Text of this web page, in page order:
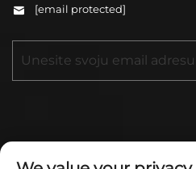
[email protected]